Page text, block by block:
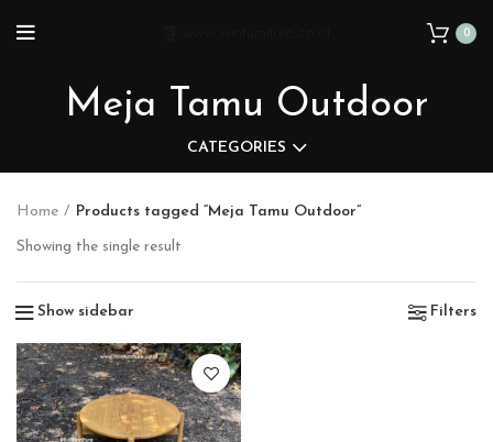
0
Meja Tamu Outdoor
CATEGORIES
Home Products tagged “Meja Tamu Outdoor”
Showing the single result
Show sidebar Filters